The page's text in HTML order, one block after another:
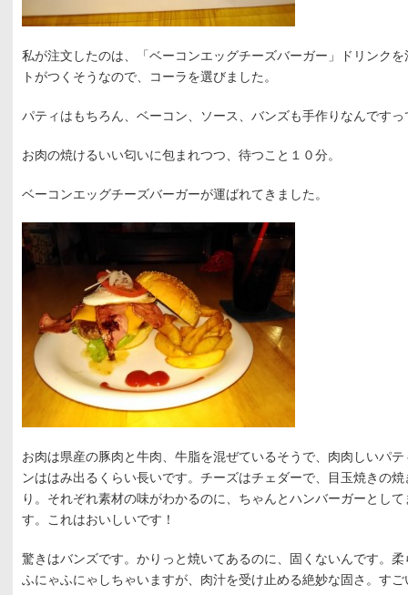
私が注文したのは、「ベーコンエッグチーズバーガー」ドリンク
トがつくそうなので、コーラを選びました。
パティはもちろん、ベーコン、ソース、バンズも手作りなんです
お肉の焼けるいい匂いに包まれつつ、待つこと１０分。
ベーコンエッグチーズバーガーが運ばれてきました。
お肉は県産の豚肉と牛肉、牛脂を混ぜているそうで、肉肉しいパ
ンははみ出るくらい長いです。チーズはチェダーで、目玉焼きの
り。それぞれ素材の味がわかるのに、ちゃんとハンバーガーとし
す。これはおいしいです！
驚きはバンズです。かりっと焼いてあるのに、固くないんです。
ふにゃふにゃしちゃいますが、肉汁を受け止める絶妙な固さ。す